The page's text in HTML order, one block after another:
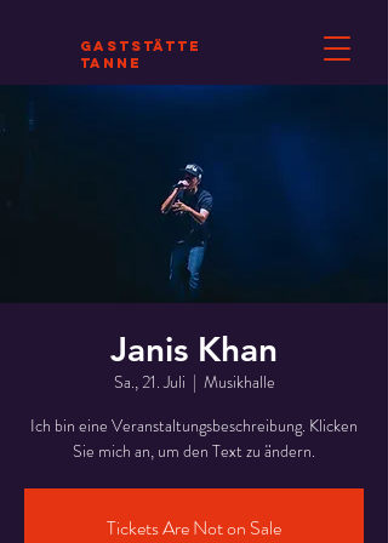
Gaststätte
Tanne
Janis Khan
Sa., 21. Juli
  |
Musikhalle
Ich bin eine Veranstaltungsbeschreibung. Klicken
Sie mich an, um den Text zu ändern.
Tickets Are Not on Sale